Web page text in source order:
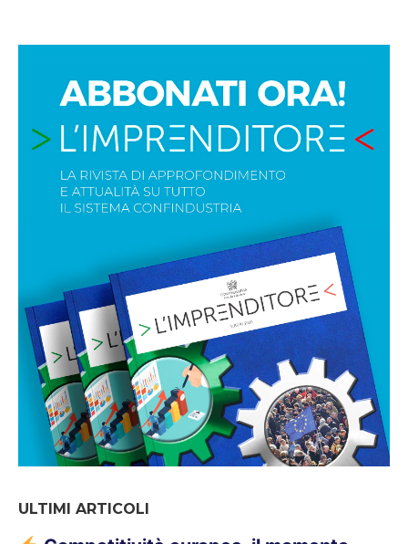
ULTIMI ARTICOLI